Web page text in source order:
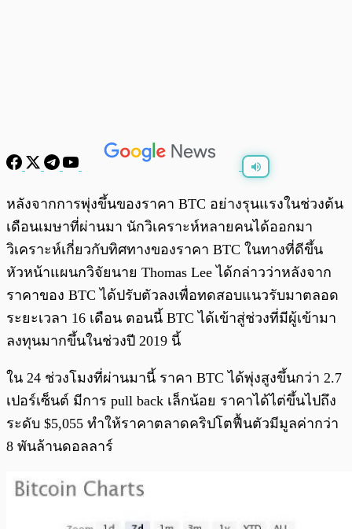
/ 0:00
หลังจากการพุ่งขึ้นของราคา BTC อย่างรุนแรงในช่วงต้น
เดือนเมษาที่ผ่านมา นักวิเคราะห์หลายคนได้ออกมา
วิเคราะห์เกี่ยวกับทิศทางของราคา BTC ในทางที่ดีขึ้น
หัวหน้าแผนกวิจัยนาย Thomas Lee ได้กล่าวว่าหลังจาก
ราคาของ BTC ได้ปรับตัวลงเพื่อทดสอบแนวรับมาตลอด
ระยะเวลา 16 เดือน ตอนนี้ BTC ได้เข้าสู่ช่วงที่มีผู้เข้ามา
ลงทุนมากขึ้นในช่วงปี 2019 นี้
ใน 24 ช่วงโมงที่ผ่านมานี้ ราคา BTC ได้พุ่งสูงขึ้นกว่า 2.7
เปอร์เซ็นต์ มีการ pull back เล็กน้อย ราคาได้ไต่ขึ้นไปถึง
ระดับ $5,055 ทำให้ราคาตลาดคริปโตฟื้นตัวมีมูลค่ากว่า
8 พันล้านดอลลาร์